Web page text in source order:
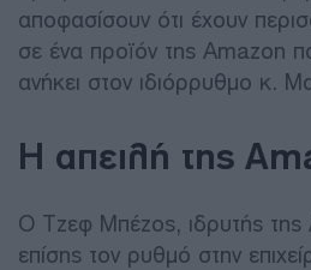
αποφασίσουν ότι έχουν
σε ένα προϊόν της Amazon
ανήκει στον ιδιόρρυθμο κ.
Η απειλή της
Ο Τζεφ Μπέζος, ιδρυτής της
επίσης τον ρυθμό στην